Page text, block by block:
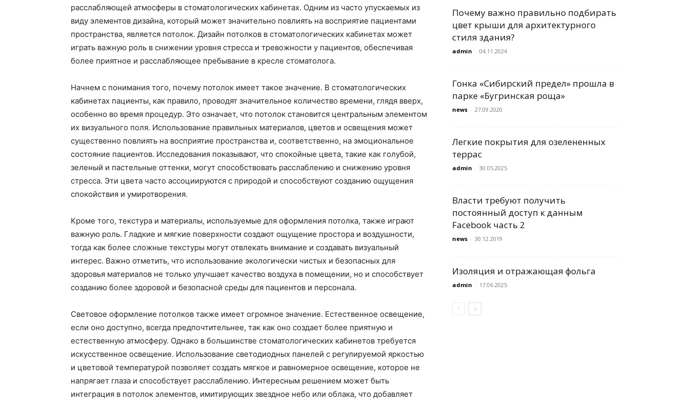
расслабляющей атмосферы в стоматологических кабинетах. Одним из часто упускаемых из
виду элементов дизайна, который может значительно повлиять на восприятие пациентами
пространства, является потолок. Дизайн потолков в стоматологических кабинетах может
играть важную роль в снижении уровня стресса и тревожности у пациентов, обеспечивая
более приятное и расслабляющее пребывание в кресле стоматолога.
Начнем с понимания того, почему потолок имеет такое значение. В стоматологических
кабинетах пациенты, как правило, проводят значительное количество времени, глядя вверх,
особенно во время процедур. Это означает, что потолок становится центральным элементом
их визуального поля. Использование правильных материалов, цветов и освещения может
существенно повлиять на восприятие пространства и, соответственно, на эмоциональное
состояние пациентов. Исследования показывают, что спокойные цвета, такие как голубой,
зеленый и пастельные оттенки, могут способствовать расслаблению и снижению уровня
стресса. Эти цвета часто ассоциируются с природой и способствуют созданию ощущения
спокойствия и умиротворения.
Кроме того, текстура и материалы, используемые для оформления потолка, также играют
важную роль. Гладкие и мягкие поверхности создают ощущение простора и воздушности,
тогда как более сложные текстуры могут отвлекать внимание и создавать визуальный
интерес. Важно отметить, что использование экологически чистых и безопасных для
здоровья материалов не только улучшает качество воздуха в помещении, но и способствует
созданию более здоровой и безопасной среды для пациентов и персонала.
Световое оформление потолков также имеет огромное значение. Естественное освещение,
если оно доступно, всегда предпочтительнее, так как оно создает более приятную и
естественную атмосферу. Однако в большинстве стоматологических кабинетов требуется
искусственное освещение. Использование светодиодных панелей с регулируемой яркостью
и цветовой температурой позволяет создать мягкое и равномерное освещение, которое не
напрягает глаза и способствует расслаблению. Интересным решением может быть
интеграция в потолок элементов, имитирующих звездное небо или облака, что добавляет
Почему важно правильно подбирать
цвет крыши для архитектурного
стиля здания?
admin - 04.11.2024
Гонка «Сибирский предел» прошла в
парке «Бугринская роща»
news - 27.09.2020
Легкие покрытия для озелененных
террас
admin - 30.05.2025
Власти требуют получить
постоянный доступ к данным
Facebook часть 2
news - 30.12.2019
Изоляция и отражающая фольга
admin - 17.06.2025